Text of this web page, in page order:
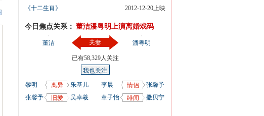
《十二生肖》
2012-12-20上映
今日焦点关系： 董洁潘粤明上演离婚戏码
董洁 夫妻
已有58,329人关注
我也关注
潘粤明
黎明 离异
乐基儿
张馨予
旧爱 吴卓羲
李晨 情侣
张馨予
章子怡
绯闻 撒贝宁